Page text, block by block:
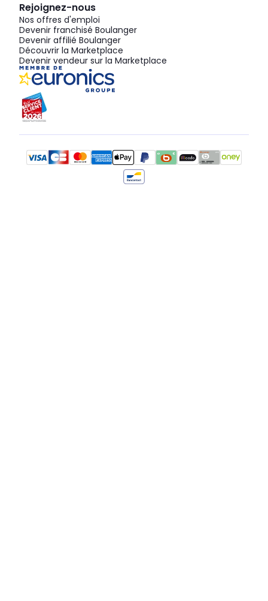
Rejoignez-nous
Nos offres d'emploi
Devenir franchisé Boulanger
Devenir affilié Boulanger
Découvrir la Marketplace
Devenir vendeur sur la Marketplace